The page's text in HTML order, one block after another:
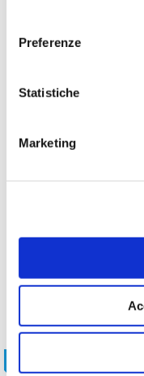
Preferenze
Statistiche
Marketing
Un giorno nella Sila
Catanzaro, Italy